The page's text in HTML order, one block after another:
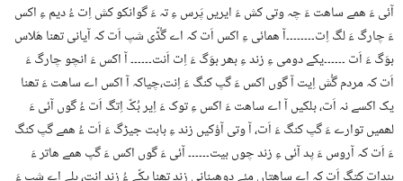
آئی ءَ ھمے ساھت ءَ چہ وتی کش ءَ ایریں پَرس ءِ تہ ءَ گوانکو کش اِت ءُ دیم ءِ اکس
ءَ چارگ ءَ لگ اِت۔۔۔۔۔۔۔۔آ ھمائی ءِ اکس اَت کہ اے گُڈّی شپ اَت کہ آیانی تھنا ھَلاس
بوَگ ءَ اَت ۔۔۔۔۔۔یکے دومی ءِ زند ءِ بھر بوَگ ءَ اِت اَنت۔۔۔۔۔۔ آ اکس ءَ انچو چارگ ءَ
اَت کہ مردم گُش اِیت آ گوں اکس ءَ گپ کنگ ءَ اِنت،چیاکہ آ اکس اے ساھت ءَ تھنا
یک اکسے نہ اَت، بلکیں آ اے ساھت ءَ اکس ءِ توک ءَ اِیر بُکّ اِتگ اَت ءُ گوں آئی ءَ
لھمیں توارے ءَ گپ کنگ ءَ اَت، آ وتی آؤکیں زند ءِ بابت جیڑگ ءَ اَت ءُ ھمے گپ کنگ
ءَ اَت کہ آروس ءَ پد آئی ءِ زند چوں بیت۔۔۔۔۔۔ آئی ءَ گوں اکس ءَ گپ ھمے ھاتر ءَ